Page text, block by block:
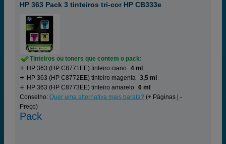
HP 363 Pack 3 tinteiros tri-cor HP CB333e
Tinteiros ou toners que contem o pack:
HP 363 (HP C8771EE) tinteiro ciano
4 ml
HP 363 (HP C8772EE) tinteiro magenta 3,5 ml
HP 363 (HP C8773EE) tinteiro amarelo
6 ml
Conselho: Quer uma alternativa mais barata? (+ Páginas | -
Preço)
Pack